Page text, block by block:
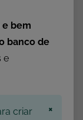
bem
banco de
e
criar
×